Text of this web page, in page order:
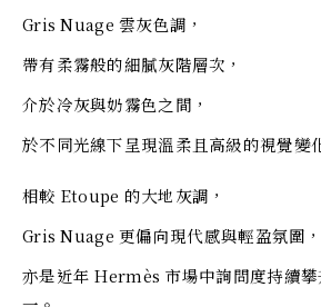
Gris Nuage 雲灰色調，
帶有柔霧般的細膩灰階層次，
介於冷灰與奶霧色之間，
於不同光線下呈現溫柔且高級的視覺變
相較 Etoupe 的大地灰調，
Gris Nuage 更偏向現代感與輕盈氛圍，
亦是近年 Hermès 市場中詢問度持續